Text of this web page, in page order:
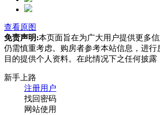
查看原图
免责声明:本页面旨在为广大用户提供更多
仍需慎重考虑。购房者参考本站信息，进
目的提供个人资料。在此情况下之任何披
新手上路
注册用户
找回密码
网站使用